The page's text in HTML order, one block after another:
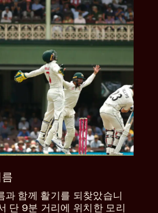
과 함께 활기를 되찾았습니
단 9분 거리에 위치한 모리